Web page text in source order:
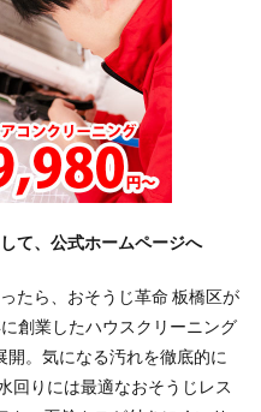
て、公式ホームページへ
たら、おそうじ革命 板橋区が
創業したハウスクリーニング
。気になる汚れを徹底的に
回りには最適なおそうじレス